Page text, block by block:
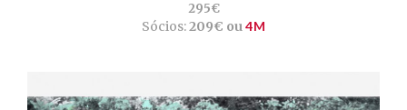
295€
Sócios:209€ ou4M